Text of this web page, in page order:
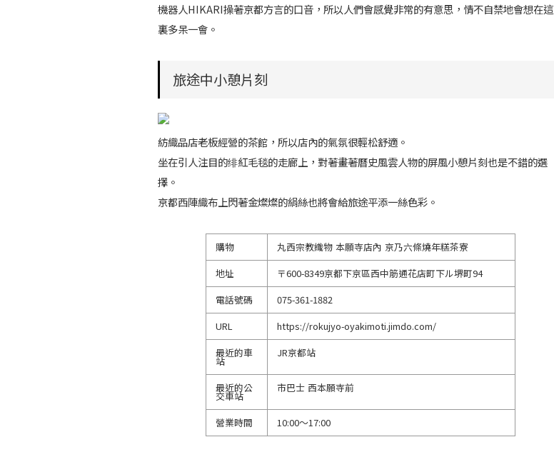
機器人HIKARI操著京都方言的口音，所以人們會感覺非常的有意思，情不自禁地會想在這
裏多呆一會。
旅途中小憩片刻
紡織品店老板經營的茶館，所以店內的氣氛很輕松舒適。
坐在引人注目的绯紅毛毯的走廊上，對著畫著曆史風雲人物的屏風小憩片刻也是不錯的選
擇。
京都西陣織布上閃著金燦燦的絹絲也將會給旅途平添一絲色彩。
購物
丸西宗教織物 本願寺店內 京乃六條燒年糕茶寮
地址
〒600-8349京都下京區西中筋通花店町下ル堺町94
電話號碼
075-361-1882
URL
https://rokujyo-oyakimoti.jimdo.com/
最近的車
站
JR京都站
最近的公
交車站
市巴士 西本願寺前
營業時間 10:00〜17:00